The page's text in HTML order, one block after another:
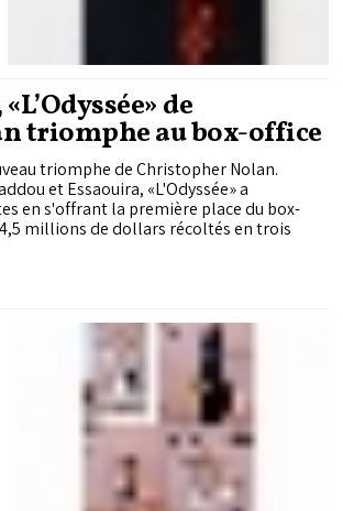
de
triomphe au box-office
triomphe de Christopher Nolan.
et Essaouira, «L'Odyssée» a
en s'offrant la première place du box-
millions de dollars récoltés en trois